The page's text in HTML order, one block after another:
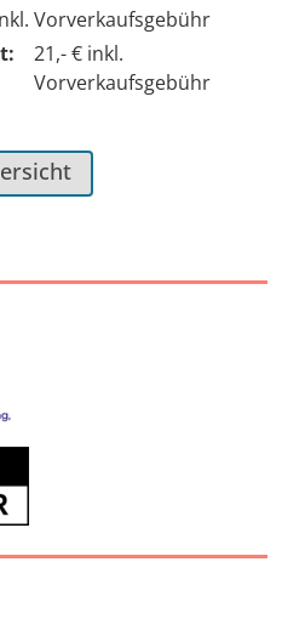
Vorverkaufsgebühr
21,- € inkl.
Vorverkaufsgebühr